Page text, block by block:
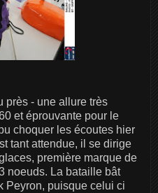
près - une allure très
et éprouvante pour le
choquer les écoutes hier
tant attendue, il se dirige
première marque de
noeuds. La bataille bât
Peyron, puisque celui ci